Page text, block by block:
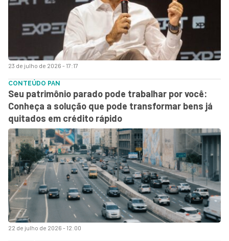
23 de julho de 2026 - 17:17
22 de julho de 2026 - 12:00
CONTEÚDO PAN
Seu patrimônio parado pode trabalhar por você:
Conheça a solução que pode transformar bens já
quitados em crédito rápido